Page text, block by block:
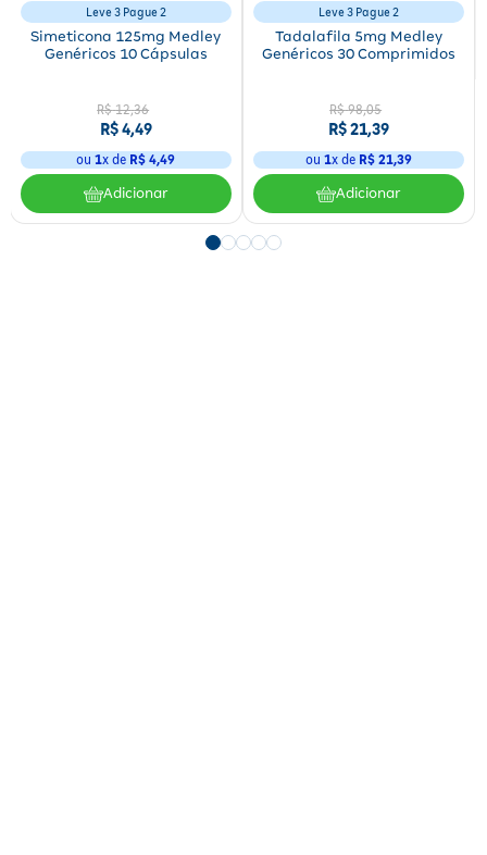
Leve 3 Pague 2
Simeticona 125mg Medley
Genéricos 10 Cápsulas
R$ 12,36
R$4,49
ou1x de R$ 4,49
Adicionar
Leve 3 Pague 2
Tadalafila 5mg Medley
Genéricos 30 Comprimidos
R$ 98,05
R$21,39
ou 1x de R$ 21,39
Adicionar